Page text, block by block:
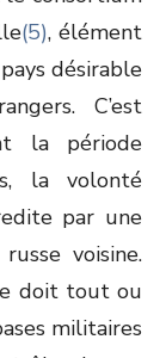
(5), élément
désirable
C’est
la période
la volonté
par une
voisine.
doit tout ou
militaires